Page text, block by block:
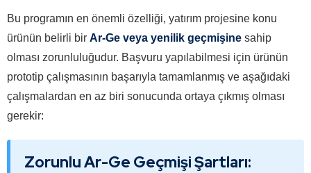
Bu programın en önemli özelliği, yatırım projesine konu
ürünün belirli bir Ar-Ge veya yenilik geçmişine sahip
olması zorunluluğudur. Başvuru yapılabilmesi için ürünün
prototip çalışmasının başarıyla tamamlanmış ve aşağıdaki
çalışmalardan en az biri sonucunda ortaya çıkmış olması
gerekir:
Zorunlu Ar-Ge Geçmişi Şartları: